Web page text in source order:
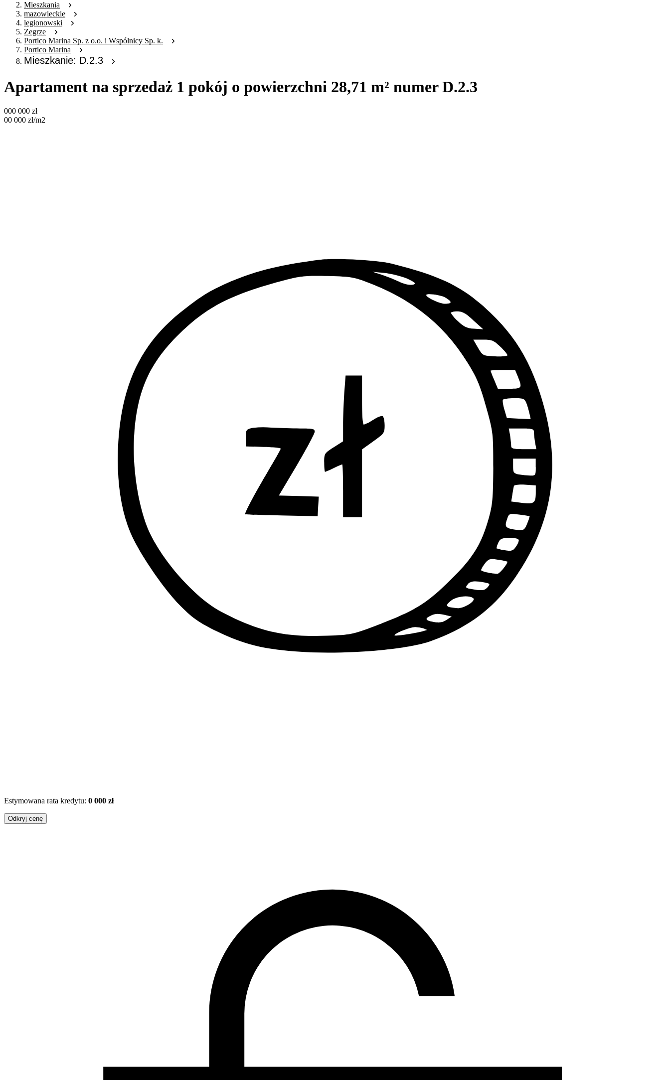
Mieszkania
mazowieckie
legionowski
Zegrze
Portico Marina Sp. z o.o. i Wspólnicy Sp. k.
Portico Marina
Mieszkanie: D.2.3
Apartament na sprzedaż 1 pokój o powierzchni 28,71 m² numer D.2.3
000 000 zł
00 000 zł/m2
Estymowana rata kredytu: 0 000 zł
Odkryj cenę